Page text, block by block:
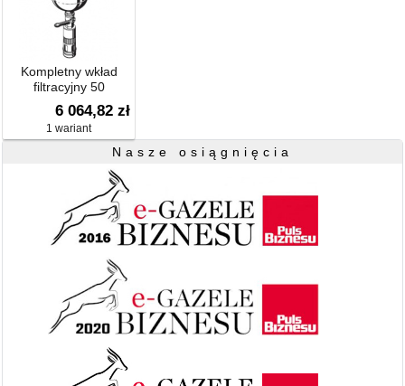
Kompletny wkład
filtracyjny 50
mikronów, dla DN 100
6 064,82 zł
1 wariant
Nasze osiągnięcia